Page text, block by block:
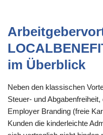
im Überblick
Neben den klassischen
Steuer- und
Employer Branding (freie
Kunden die kinderleichte